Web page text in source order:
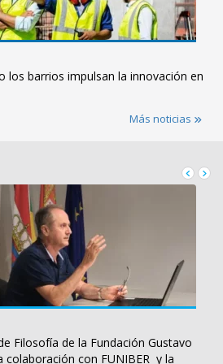
los barrios impulsan la innovación en
Más noticias
Filosofía de la Fundación Gustavo
con FUNIBER y la